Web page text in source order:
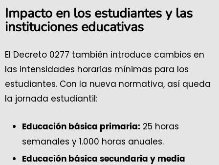
Impacto en los estudiantes y las
instituciones educativas
El Decreto 0277 también introduce cambios en
las intensidades horarias mínimas para los
estudiantes. Con la nueva normativa, así queda
la jornada estudiantil:
Educación básica primaria: 25 horas
semanales y 1.000 horas anuales.
Educación básica secundaria y media